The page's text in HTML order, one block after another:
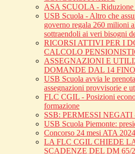
ASA SCUOLA - Riduzione
USB Scuola - Altro che
governo regala 260 milioni
sottraendoli ai veri bisogni
RICORSI ATTIVI PER I
CALCOLO
ASSEGNAZIONI E
DOMANDE DAL 14
USB Scuola avvia le
assegnazioni provvisorie e
FLC CGIL - Posizioni
formazione
SSB: PERMESSI
USB Scuola Piemonte:
Concorso 24 mesi ATA
LA FLC CGIL CHIEDE
SCADENZE DEL DM 65/